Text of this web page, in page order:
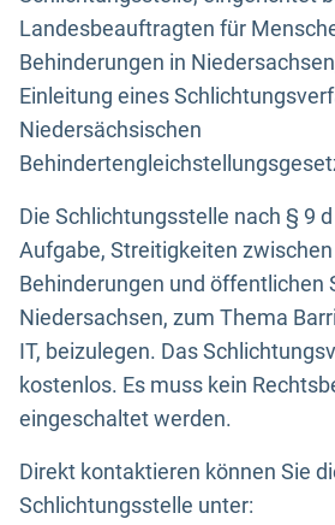
Landesbeauftragten für
Behinderungen in
Einleitung eines
Niedersächsischen
Die Schlichtungsstelle nach § 9
Aufgabe, Streitigkeiten
Behinderungen und öffentlichen
Niedersachsen, zum Thema
IT, beizulegen. Das
kostenlos. Es muss kein
eingeschaltet werden.
Direkt kontaktieren können Sie
Schlichtungsstelle unter: